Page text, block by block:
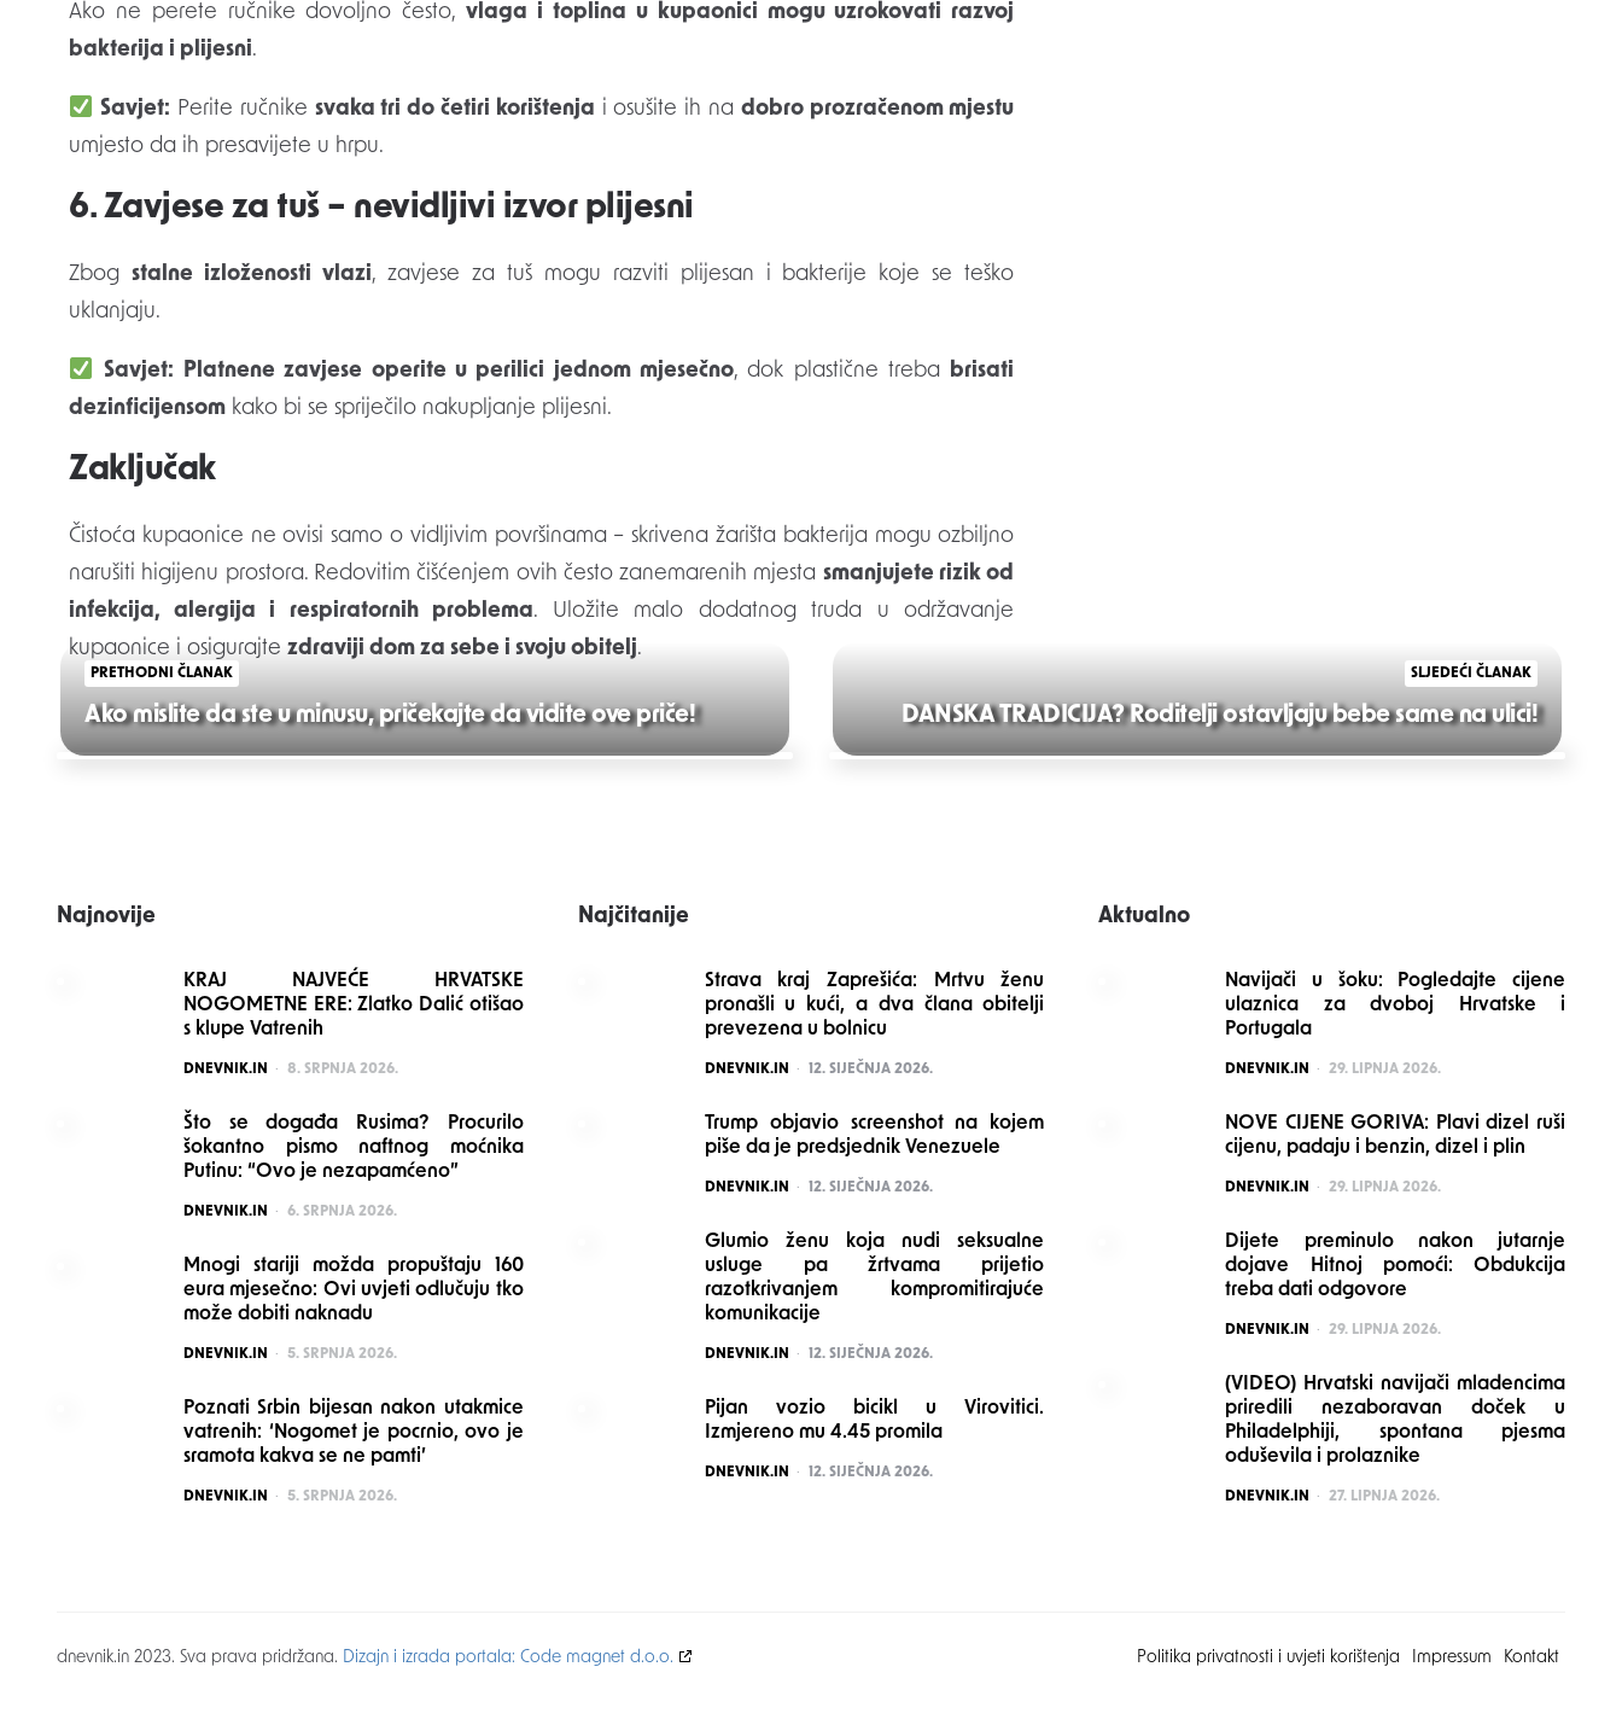
Ako ne perete ručnike dovoljno često,vlaga i toplina u kupaonici mogu uzrokovati razvoj
bakterija i plijesni.
Savjet: Perite ručnike svaka tri do četiri korištenja i osušite ih na dobro prozračenom mjestu
umjesto da ih presavijete u hrpu.
6. Zavjese za tuš – nevidljivi izvor plijesni
Zbog stalne izloženosti vlazi, zavjese za tuš mogu razviti plijesan i bakterije koje se teško
uklanjaju.
Savjet: Platnene zavjese operite u perilici jednom mjesečno, dok plastične treba brisati
dezinficijensom kako bi se spriječilo nakupljanje plijesni.
Zaključak
Čistoća kupaonice ne ovisi samo o vidljivim površinama – skrivena žarišta bakterija mogu ozbiljno
narušiti higijenu prostora. Redovitim čišćenjem ovih često zanemarenih mjesta smanjujete rizik od
infekcija, alergija i respiratornih problema. Uložite malo dodatnog truda u održavanje
kupaonice i osigurajte zdraviji dom za sebe i svoju obitelj.
Post
PRETHODNI ČLANAK
Ako mislite da ste u minusu, pričekajte da vidite ove priče!
SLJEDEĆI ČLANAK
DANSKA TRADICIJA? Roditelji ostavljaju bebe same na ulici!
Najnovije
KRAJ NAJVEĆE HRVATSKE
NOGOMETNE ERE: Zlatko Dalić otišao
s klupe Vatrenih
POSTED
DNEVNIK.IN 8. SRPNJA 2026.
Što se događa Rusima? Procurilo
šokantno pismo naftnog moćnika
Putinu: “Ovo je nezapamćeno”
POSTED
DNEVNIK.IN 6. SRPNJA 2026.
Mnogi stariji možda propuštaju 160
eura mjesečno: Ovi uvjeti odlučuju tko
može dobiti naknadu
POSTED
DNEVNIK.IN 5. SRPNJA 2026.
Poznati Srbin bijesan nakon utakmice
vatrenih: ‘Nogomet je pocrnio, ovo je
sramota kakva se ne pamti’
POSTED
DNEVNIK.IN 5. SRPNJA 2026.
Najčitanije
Strava kraj Zaprešića: Mrtvu ženu
pronašli u kući, a dva člana obitelji
prevezena u bolnicu
POSTED
DNEVNIK.IN 12. SIJEČNJA 2026.
Trump objavio screenshot na kojem
piše da je predsjednik Venezuele
POSTED
DNEVNIK.IN 12. SIJEČNJA 2026.
Glumio ženu koja nudi seksualne
usluge pa žrtvama prijetio
razotkrivanjem kompromitirajuće
komunikacije
POSTED
DNEVNIK.IN 12. SIJEČNJA 2026.
Pijan vozio bicikl u Virovitici.
Izmjereno mu 4.45 promila
POSTED
DNEVNIK.IN 12. SIJEČNJA 2026.
Aktualno
Navijači u šoku: Pogledajte cijene
ulaznica za dvoboj Hrvatske i
Portugala
POSTED
DNEVNIK.IN 29. LIPNJA 2026.
NOVE CIJENE GORIVA: Plavi dizel ruši
cijenu, padaju i benzin, dizel i plin
POSTED
DNEVNIK.IN 29. LIPNJA 2026.
Dijete preminulo nakon jutarnje
dojave Hitnoj pomoći: Obdukcija
treba dati odgovore
POSTED
DNEVNIK.IN 29. LIPNJA 2026.
(VIDEO) Hrvatski navijači mladencima
priredili nezaboravan doček u
Philadelphiji, spontana pjesma
oduševila i prolaznike
POSTED
DNEVNIK.IN 27. LIPNJA 2026.
dnevnik.in 2023. Sva prava pridržana. Dizajn i izrada portala: Code magnet d.o.o. Politika privatnosti i uvjeti korištenja Impressum Kontakt